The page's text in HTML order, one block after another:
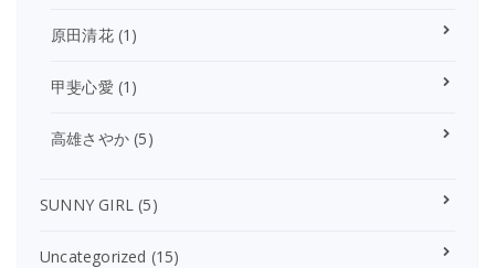
原田清花(1)
甲斐心愛 (1)
高雄さやか (5)
SUNNY GIRL (5)
Uncategorized (15)